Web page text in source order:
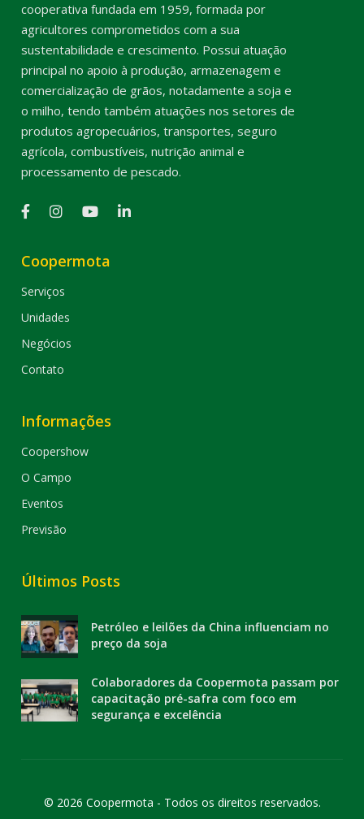
cooperativa fundada em 1959, formada por
agricultores comprometidos com a sua
sustentabilidade e crescimento. Possui atuação
principal no apoio à produção, armazenagem e
comercialização de grãos, notadamente a soja e
o milho, tendo também atuações nos setores de
produtos agropecuários, transportes, seguro
agrícola, combustíveis, nutrição animal e
processamento de pescado.
Coopermota
Serviços
Unidades
Negócios
Contato
Informações
Coopershow
O Campo
Eventos
Previsão
Últimos Posts
Petróleo e leilões da China influenciam no
preço da soja
Colaboradores da Coopermota passam por
capacitação pré-safra com foco em
segurança e excelência
© 2026 Coopermota - Todos os direitos reservados.